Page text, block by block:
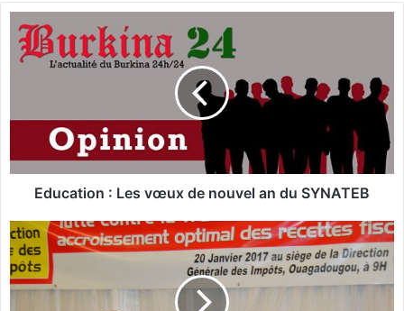
te
d
n
e
s
v
œ
Education : Les vœux de nouvel an du SYNATEB
F
i
s
c